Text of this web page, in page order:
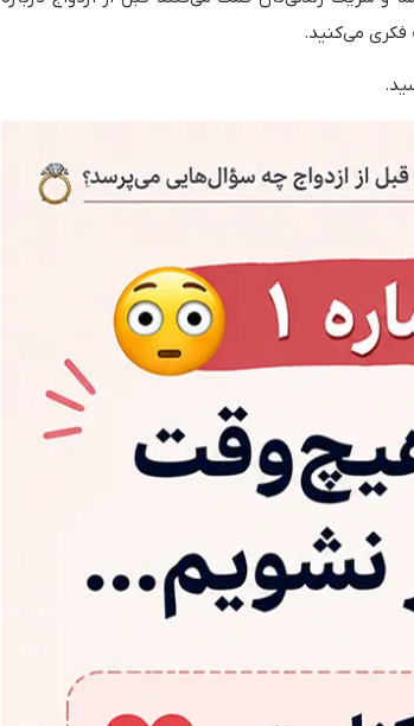
فکری می‌کنید.